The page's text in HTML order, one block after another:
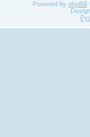
Powered by phpBB